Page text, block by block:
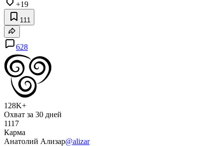
+19
111
628
128K+
Охват за 30 дней
1117
Карма
Анатолий Ализар@alizar